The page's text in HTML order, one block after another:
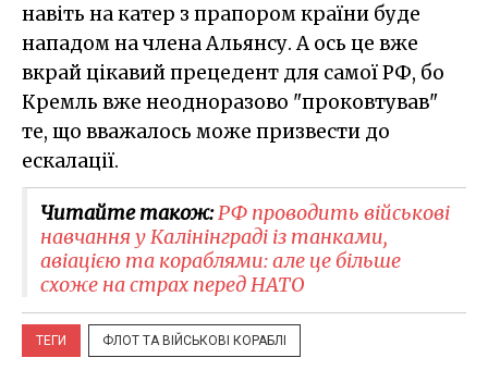
навіть на катер з прапором країни буде
нападом на члена Альянсу. А ось це вже
вкрай цікавий прецедент для самої РФ, бо
Кремль вже неодноразово "проковтував"
те, що вважалось може призвести до
ескалації.
Читайте також:РФ проводить військові
навчання у Калінінграді із танками,
авіацією та кораблями: але це більше
схоже на страх перед НАТО
ТЕГИ ФЛОТ ТА ВІЙСЬКОВІ КОРАБЛІ